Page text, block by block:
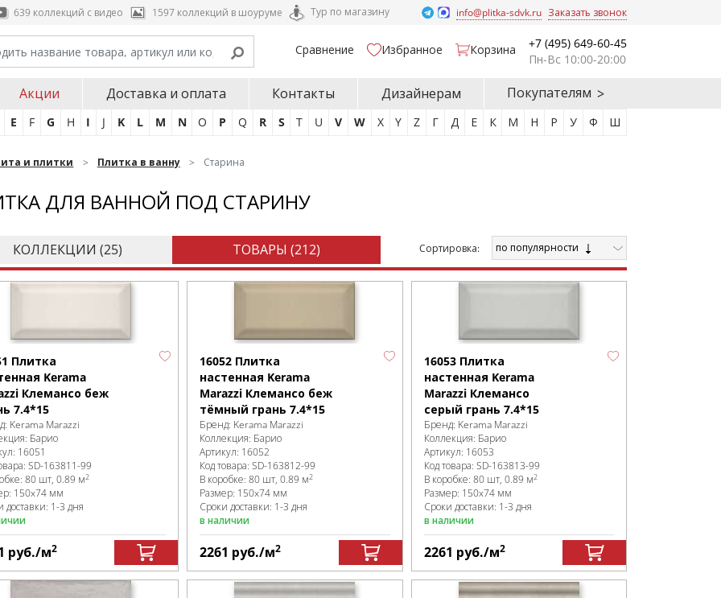
639 коллекций с видео 1597 коллекций в шоуруме Тур по магазину info@plitka-sdvk.ru Заказать звонок
Сравнение Избранное Корзина
+7 (495) 649-60-45
Пн-Вс 10:00-20:00
Акции Доставка и оплата Контакты Дизайнерам Покупателям
E F G H I J K L M N O P Q R S T U V W X Y Z Г Д Е К М Н Р У Ф Ш
и плитки Плитка в ванну Старина
ДЛЯ ВАННОЙ ПОД СТАРИНУ
КОЛЛЕКЦИИ (25) ТОВАРЫ (212) Cортировка: по популярности
Плитка
Kerama
Клемансо беж
7.4*15
Kerama Marazzi
Барио
16051
SD-163811-99
: 80 шт, 0.89 м2
150x74 мм
доставки: 1-3 дня
руб./м2
16052 Плитка
настенная Kerama
Marazzi Клемансо беж
тёмный грань 7.4*15
Бренд: Kerama Marazzi
Коллекция: Барио
Артикул: 16052
Код товара:SD-163812-99
В коробке:80 шт, 0.89 м2
Размер: 150x74 мм
Сроки доставки: 1-3 дня
в наличии
2261 руб./м2
16053 Плитка
настенная Kerama
Marazzi Клемансо
серый грань 7.4*15
Бренд: Kerama Marazzi
Коллекция: Барио
Артикул: 16053
Код товара: SD-163813-99
В коробке: 80 шт, 0.89 м2
Размер: 150x74 мм
Сроки доставки: 1-3 дня
в наличии
2261 руб./м2